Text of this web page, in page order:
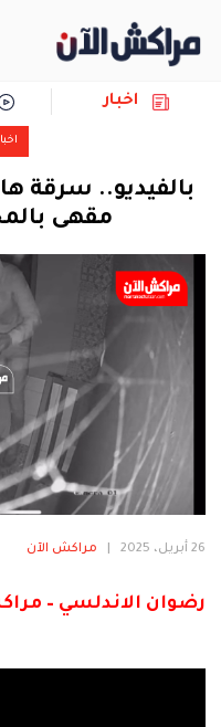
مجتمع
رياضة
حوادث
المرأة
فنية
منوعة
آراء
اخبار
بالفيديو.. سرقة
مقهى
26 أبريل، 2025 مراكش الآن
رضوان الاندلسي –